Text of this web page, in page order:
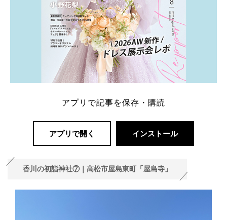
アプリで記事を保存・購読
アプリで開く インストール
香川の初詣神社⑦｜高松市屋島東町「屋島寺」